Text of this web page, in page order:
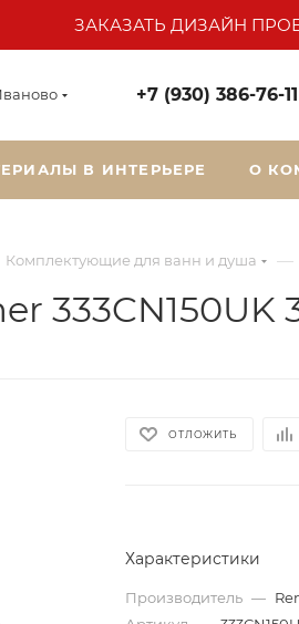
ЗАКАЗАТЬ ДИЗАЙН
+7 (930) 386-76-11
В ИНТЕРЬЕРЕ О
Комплектующие для ванн и душа —
333CN150UK
ОТЛОЖИТЬ
Характеристики
Производитель —